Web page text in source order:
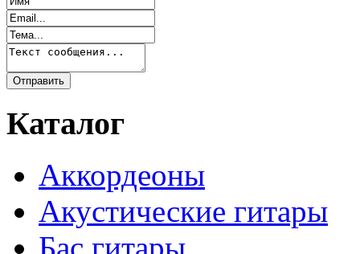
Каталог
Аккордеоны
Акустические гитары